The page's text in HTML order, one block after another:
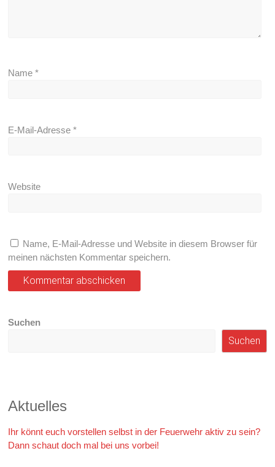
Name*
E-Mail-Adresse*
Website
Name, E-Mail-Adresse und Website in diesem Browser für
meinen nächsten Kommentar speichern.
Suchen
Suchen
Aktuelles
Ihr könnt euch vorstellen selbst in der Feuerwehr aktiv zu sein?
Dann schaut doch mal bei uns vorbei!